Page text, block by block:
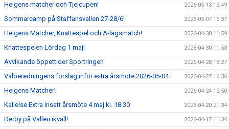
Helgens matcher och Tjejcupen! 2026-05-13 12:49
Sommarcamp på Staffansvallen 27-28/6! 2026-05-07 15:37
Helgens Matcher, Knattespel och A-lagsmatch! 2026-04-30 11:59
Knattespelen Lördag 1 maj! 2026-04-30 11:53
Avvikande öppettider Sportringen 2026-04-28 13:27
Valberedningens förslag inför extra årsmöte 2026-05-04 2026-04-27 16:36
Helgens Matcher! 2026-04-24 12:50
Kallelse Extra insatt årsmöte 4 maj kl. 18.30 2026-04-20 21:34
Derby på Vallen ikväll! 2026-04-17 11:34